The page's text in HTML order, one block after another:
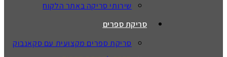
שירותי סריקה באתר הלקוח
סריקת ספרים
סריקת ספרים מקצועית עם סקאנבוק